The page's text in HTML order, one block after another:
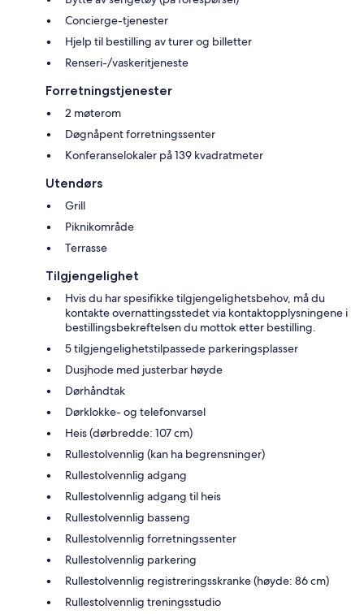
Concierge-tjenester
Hjelp til bestilling av turer og billetter
Renseri-/vaskeritjeneste
Forretningstjenester
2 møterom
Døgnåpent forretningssenter
Konferanselokaler på 139 kvadratmeter
Utendørs
Grill
Piknikområde
Terrasse
Tilgjengelighet
Hvis du har spesifikke tilgjengelighetsbehov, må du
kontakte overnattingsstedet via kontaktopplysningene i
bestillingsbekreftelsen du mottok etter bestilling.
5 tilgjengelighetstilpassede parkeringsplasser
Dusjhode med justerbar høyde
Dørhåndtak
Dørklokke- og telefonvarsel
Heis (dørbredde: 107 cm)
Rullestolvennlig (kan ha begrensninger)
Rullestolvennlig adgang
Rullestolvennlig adgang til heis
Rullestolvennlig basseng
Rullestolvennlig forretningssenter
Rullestolvennlig parkering
Rullestolvennlig registreringsskranke (høyde: 86 cm)
Rullestolvennlig treningsstudio